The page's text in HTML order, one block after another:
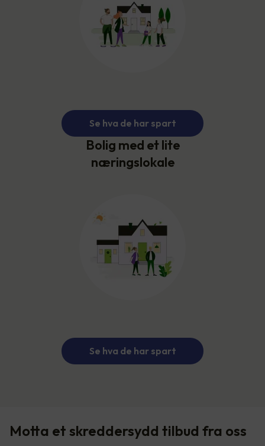
Se hva de har spart
Bolig med et lite
næringslokale
Se hva de har spart
Motta et skreddersydd tilbud fra oss